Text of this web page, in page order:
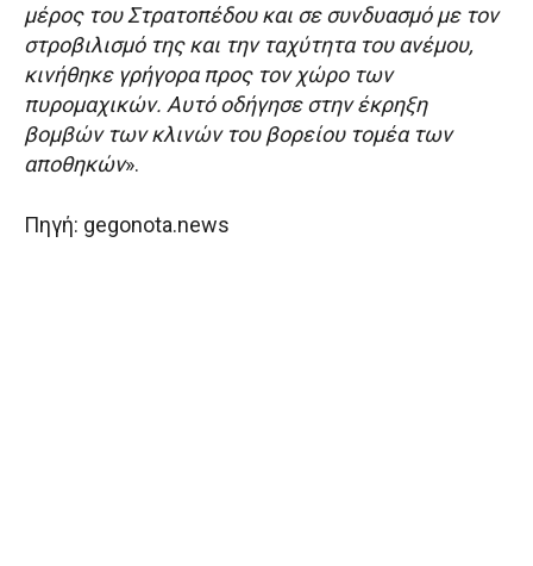
μέρος του Στρατοπέδου και σε συνδυασμό με τον
στροβιλισμό της και την ταχύτητα του ανέμου,
κινήθηκε γρήγορα προς τον χώρο των
πυρομαχικών. Αυτό οδήγησε στην έκρηξη
βομβών των κλινών του βορείου τομέα των
αποθηκών».
Πηγή: gegonota.news